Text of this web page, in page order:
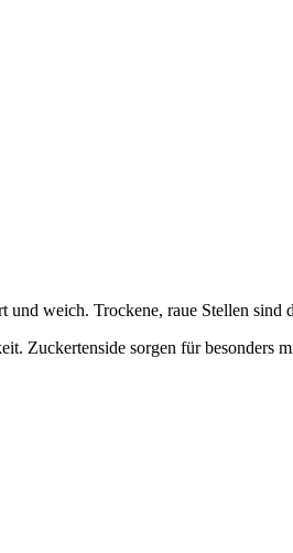
weich. Trockene, raue Stellen sind
Zuckertenside sorgen für besonders